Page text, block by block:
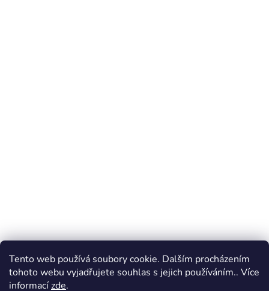
Tento web používá soubory cookie. Dalším procházením
tohoto webu vyjadřujete souhlas s jejich používáním.. Více
informacízde.